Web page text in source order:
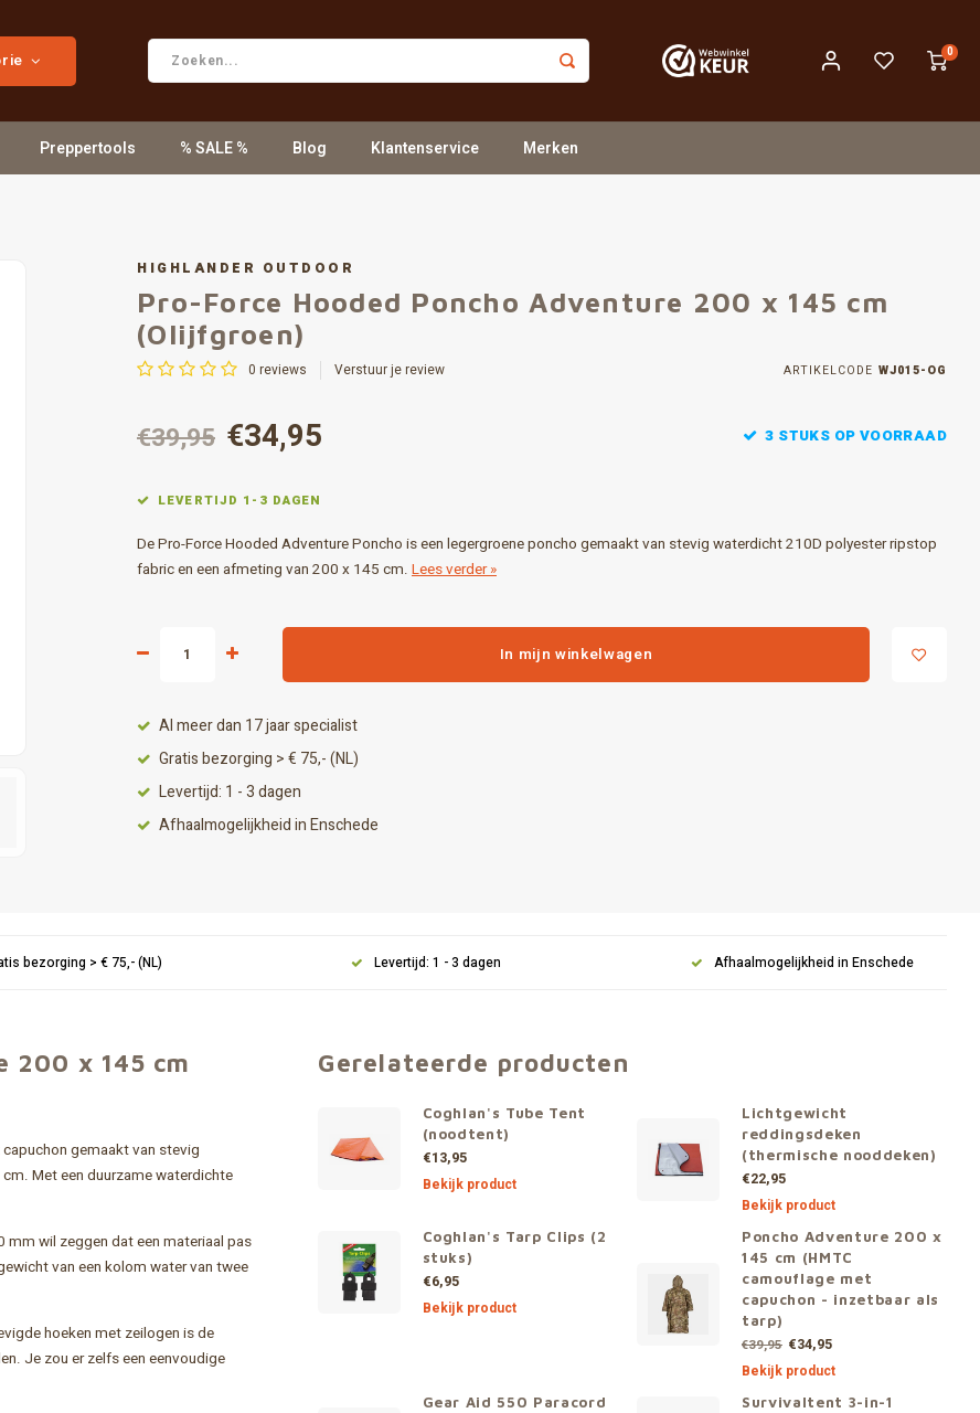
0
Preppertools % SALE % Blog Klantenservice Merken
HIGHLANDER OUTDOOR
Pro-Force Hooded Poncho Adventure 200 x 145 cm
(Olijfgroen)
0 reviews Verstuur je review ARTIKELCODE WJ015-OG
€39,95 €34,95 3 STUKS OP VOORRAAD
LEVERTIJD 1-3 DAGEN
De Pro-Force Hooded Adventure Poncho is een legergroene poncho gemaakt van stevig waterdicht 210D polyester ripstop
fabric en een afmeting van 200 x 145 cm. Lees verder »
In mijn winkelwagen
Al meer dan 17 jaar specialist
Gratis bezorging > € 75,- (NL)
Levertijd: 1 - 3 dagen
Afhaalmogelijkheid in Enschede
bezorging > € 75,- (NL) Levertijd: 1 - 3 dagen Afhaalmogelijkheid in Enschede
200 x 145 cm
gemaakt van stevig
Met een duurzame waterdichte
wil zeggen dat een materiaal pas
van een kolom water van twee
hoeken met zeilogen is de
Je zou er zelfs een eenvoudige
Gerelateerde producten
Coghlan's Tube Tent
(noodtent)
€13,95
Bekijk product
Lichtgewicht
reddingsdeken
(thermische nooddeken)
€22,95
Bekijk product
Coghlan's Tarp Clips (2
stuks)
€6,95
Bekijk product
Poncho Adventure 200 x
145 cm (HMTC
camouflage met
capuchon - inzetbaar als
tarp)
€39,95 €34,95
Bekijk product
Gear Aid 550 Paracord
Survivaltent 3-in-1